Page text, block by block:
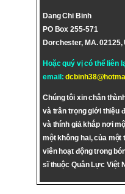
Dang Chi Binh
PO Box 255-571
Dorchester, MA. 02125,
Hoặc quý vị có thể liên
email:
Chúng tôi xin chân
và trân trọng giới thiệu
và thính giả khắp nơi
một không hai, của một
viên hoạt động trong
sĩ thuộc Quân Lực Việt